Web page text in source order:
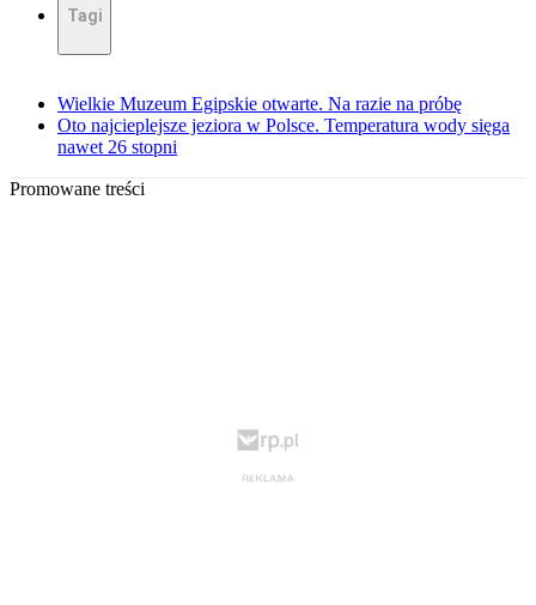
Tagi
Wielkie Muzeum Egipskie otwarte. Na razie na próbę
Oto najcieplejsze jeziora w Polsce. Temperatura wody sięga
nawet 26 stopni
Promowane treści